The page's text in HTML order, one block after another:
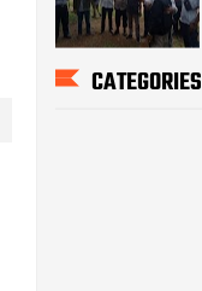
CATEGORIES